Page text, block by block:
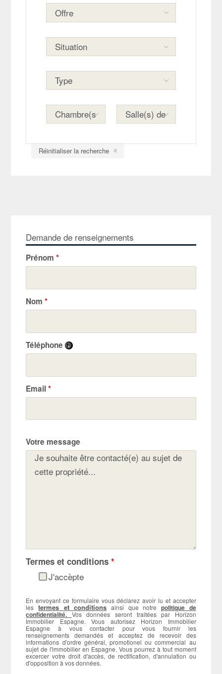
Réinitialiser la recherche
Demande de renseignements
Prénom*
Nom*
Téléphone
Email*
Votre message
Termes et conditions*
J'accèpte
En envoyant ce formulaire vous déclarez avoir lu et accepter
lestermes et conditions ainsi que notre politique de
confidentialité. Vos données seront traitées par Horizon
Immobilier Espagne. Vous autorisez Horizon Immobilier
Espagne à vous contacter pour vous fournir les
renseignements demandés et acceptez de recevoir des
informations d'ordre général, promotionel ou commercial au
sujet de l'immobilier en Espagne. Vous pourrez à tout moment
excercer votre droit d'accès, de rectification, d'annulation ou
d'opposition à vos données.